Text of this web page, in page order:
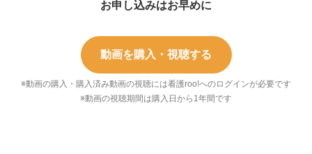
お申し込みはお早めに
動画を購入・視聴する
※動画の購入・購入済み動画の視聴には看護roo!へのログインが必要です
※動画の視聴期間は購入日から1年間です